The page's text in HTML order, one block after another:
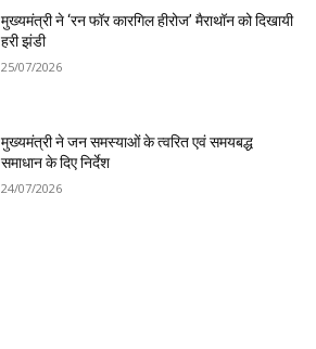
मुख्यमंत्री ने ‘रन फॉर कारगिल हीरोज’ मैराथॉन को दिखायी
हरी झंडी
25/07/2026
मुख्यमंत्री ने जन समस्याओं के त्वरित एवं समयबद्ध
समाधान के दिए निर्देश
24/07/2026